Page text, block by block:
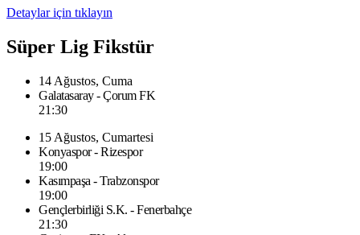
Detaylar için tıklayın
Süper Lig Fikstür
14 Ağustos, Cuma
Galatasaray - Çorum FK
21:30
15 Ağustos, Cumartesi
Konyaspor - Rizespor
19:00
Kasımpaşa - Trabzonspor
19:00
Gençlerbirliği S.K. - Fenerbahçe
21:30